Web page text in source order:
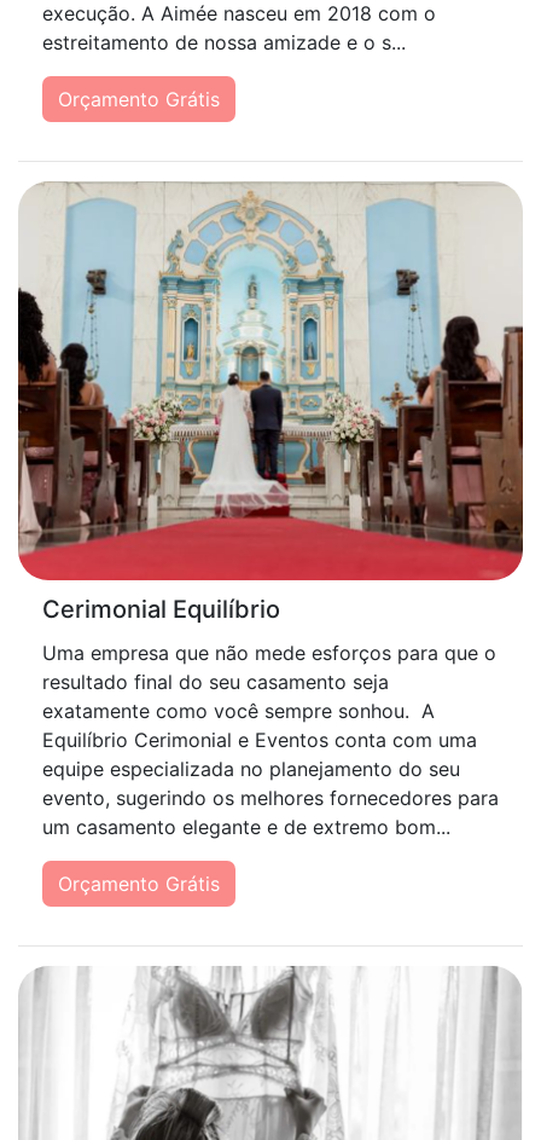
execução. A Aimée nasceu em 2018 com o
estreitamento de nossa amizade e o s...
Orçamento Grátis
Cerimonial Equilíbrio
Uma empresa que não mede esforços para que o
resultado final do seu casamento seja
exatamente como você sempre sonhou. A
Equilíbrio Cerimonial e Eventos conta com uma
equipe especializada no planejamento do seu
evento, sugerindo os melhores fornecedores para
um casamento elegante e de extremo bom...
Orçamento Grátis